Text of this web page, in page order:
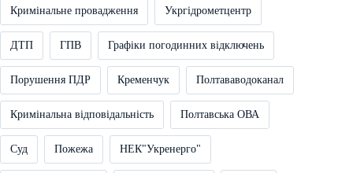
Кримінальне провадження Укргідрометцентр
ДТП ГПВ Графіки погодинних відключень
Порушення ПДР Кременчук Полтававодоканал
Кримінальна відповідальність Полтавська ОВА
Суд Пожежа НЕК"Укренерго"